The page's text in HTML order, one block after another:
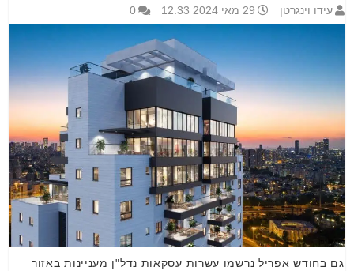
עידו וינגרטן 29 מאי 2024 12:33 0
גם בחודש אפריל נרשמו עשרות עסקאות נדל"ן מעניינות באזור